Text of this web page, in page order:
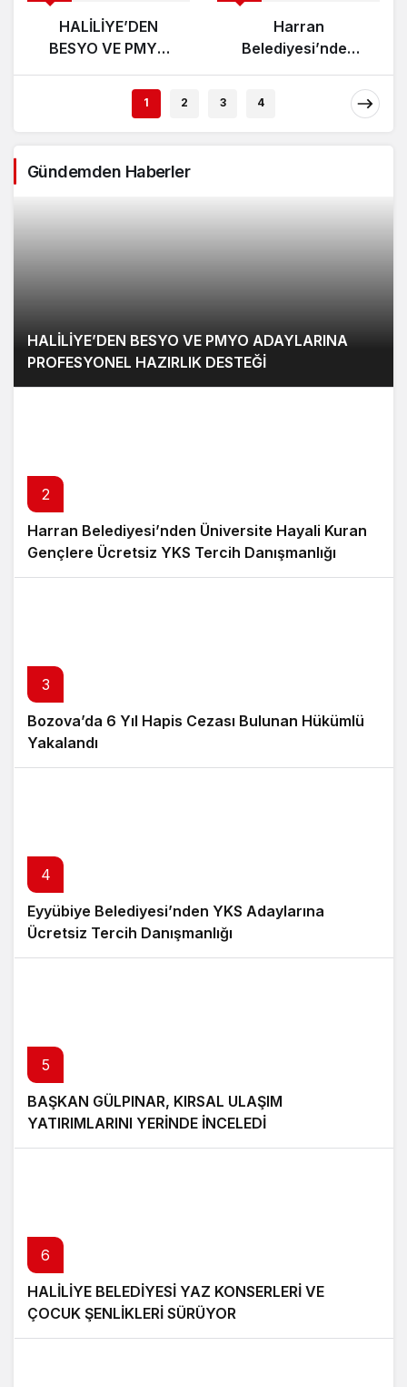
HALİLİYE’DEN
BESYO VE PMYO
PROFESYONEL
HAZIRLIK DESTEĞİ
Harran
Belediyesi’nden
Kuran Gençlere
1 2 3 4
Gündemden Haberler
HALİLİYE’DEN BESYO VE PMYO ADAYLARINA
PROFESYONEL HAZIRLIK DESTEĞİ
2
Harran Belediyesi’nden Üniversite Hayali Kuran
Gençlere Ücretsiz YKS Tercih Danışmanlığı
3
Bozova’da 6 Yıl Hapis Cezası Bulunan Hükümlü
Yakalandı
4
Eyyübiye Belediyesi’nden YKS Adaylarına
Ücretsiz Tercih Danışmanlığı
5
BAŞKAN GÜLPINAR, KIRSAL ULAŞIM
YATIRIMLARINI YERİNDE İNCELEDİ
6
HALİLİYE BELEDİYESİ YAZ KONSERLERİ VE
ÇOCUK ŞENLİKLERİ SÜRÜYOR